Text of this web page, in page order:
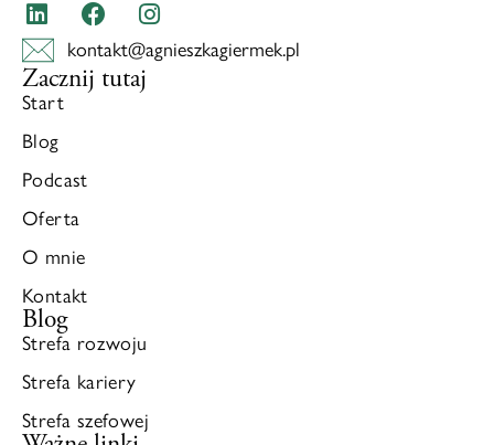
kontakt@agnieszkagiermek.pl
Zacznij tutaj
Start
Blog
Podcast
Oferta
O mnie
Kontakt
Blog
Strefa rozwoju
Strefa kariery
Strefa szefowej